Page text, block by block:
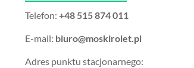
Telefon: +48 515 874 011
E-mail: biuro@moskirolet.pl
Adres punktu stacjonarnego: